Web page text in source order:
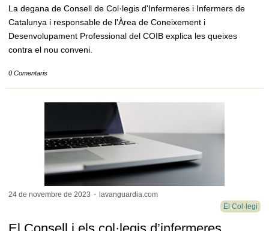
La degana de Consell de Col·legis d'Infermeres i Infermers de
Catalunya i responsable de l'Àrea de Coneixement i
Desenvolupament Professional del COIB explica les queixes
contra el nou conveni.
0 Comentaris
24 de novembre de 2023 - lavanguardia.com
El Col·legi